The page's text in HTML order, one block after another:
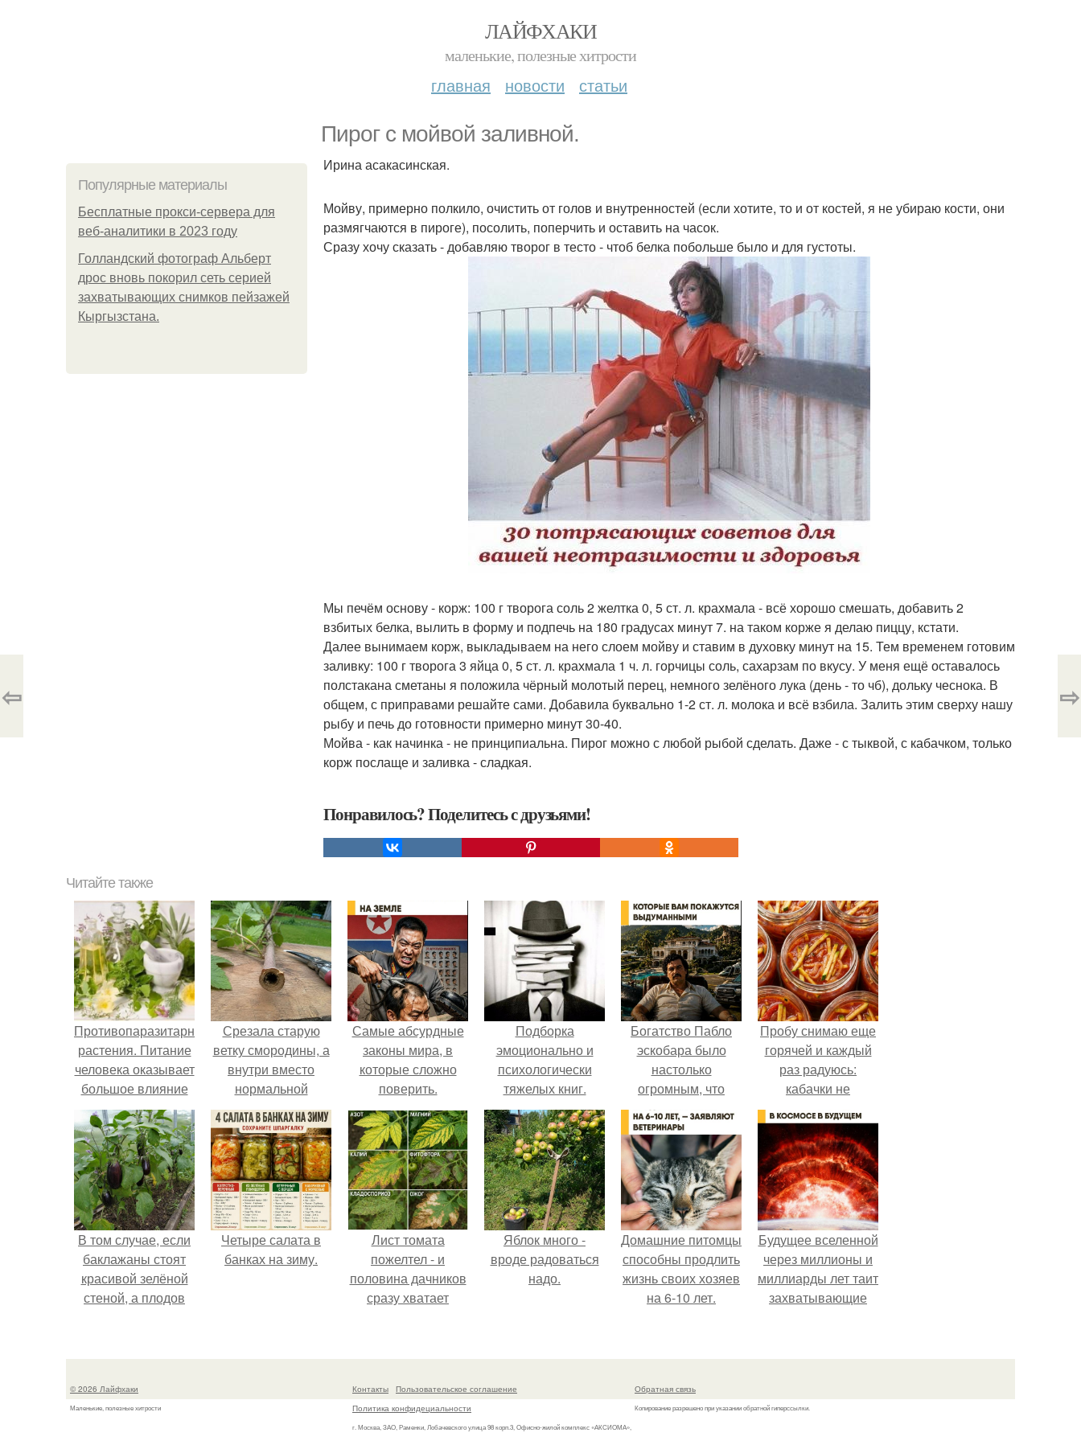
ЛАЙФХАКИ
маленькие, полезные хитрости
главная новости статьи
Пирог с мойвой заливной.
Популярные материалы
Бесплатные прокси-сервера для
веб-аналитики в 2023 году
Голландский фотограф Альберт
дрос вновь покорил сеть серией
захватывающих снимков пейзажей
Кыргызстана.
Ирина асакасинская.
Мойву, примерно полкило, очистить от голов и внутренностей (если хотите, то и от костей, я не убираю кости, они
размягчаются в пироге), посолить, поперчить и оставить на часок.
Сразу хочу сказать - добавляю творог в тесто - чтоб белка побольше было и для густоты.
Мы печём основу - корж: 100 г творога соль 2 желтка 0, 5 ст. л. крахмала - всё хорошо смешать, добавить 2
взбитых белка, вылить в форму и подпечь на 180 градусах минут 7. на таком корже я делаю пиццу, кстати.
Далее вынимаем корж, выкладываем на него слоем мойву и ставим в духовку минут на 15. Тем временем готовим
заливку: 100 г творога 3 яйца 0, 5 ст. л. крахмала 1 ч. л. горчицы соль, сахарзам по вкусу. У меня ещё оставалось
полстакана сметаны я положила чёрный молотый перец, немного зелёного лука (день - то чб), дольку чеснока. В
общем, с приправами решайте сами. Добавила буквально 1-2 ст. л. молока и всё взбила. Залить этим сверху нашу
рыбу и печь до готовности примерно минут 30-40.
Мойва - как начинка - не принципиальна. Пирог можно с любой рыбой сделать. Даже - с тыквой, с кабачком, только
корж послаще и заливка - сладкая.
Понравилось? Поделитесь с друзьями!
⇦ ⇨
Читайте также
Противопаразитарные
растения. Питание
человека оказывает
большое влияние
на здоровье.
Срезала старую
ветку смородины, а
внутри вместо
нормальной
светлой
сердцевины
оказалась чёрная
пустота.
Самые абсурдные
законы мира, в
которые сложно
поверить.
Подборка
эмоционально и
психологически
тяжелых книг.
Богатство Пабло
эскобара было
настолько
огромным, что
многие истории о
нём звучат как
вымысел.
Пробу снимаю еще
горячей и каждый
раз радуюсь:
кабачки не
развариваются, а
соус получается
густым и
пикантным.
В том случае, если
баклажаны стоят
красивой зелёной
стеной, а плодов
нечему.
Четыре салата в
банках на зиму.
Лист томата
пожелтел - и
половина дачников
сразу хватает
Яблок много -
вроде радоваться
надо.
Домашние питомцы
способны продлить
жизнь своих хозяев
на 6-10 лет.
Будущее вселенной
через миллионы и
миллиарды лет таит
захватывающие
© 2026 Лайфхаки
Маленькие, полезные хитрости
Контакты
Пользовательское соглашение
Политика конфидециальности
г. Москва, ЗАО, Раменки, Лобачевского улица 98 корп.3, Офисно-жилой комплекс «АКСИОМА»,
Обратная связь
Копирование разрешено при указании обратной гиперссылки.